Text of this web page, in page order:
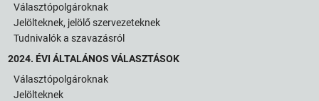
Választópolgároknak
Jelölteknek, jelölő szervezeteknek
Tudnivalók a szavazásról
2024. ÉVI ÁLTALÁNOS VÁLASZTÁSOK
Választópolgároknak
Jelölteknek